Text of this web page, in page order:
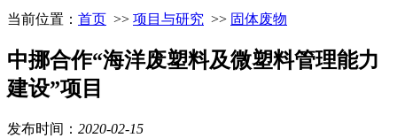
当前位置： 首页 >> 项目与研究 >> 固体废物
中挪合作“海洋废塑料及微塑料管理能力
建设”项目
发布时间： 2020-02-15